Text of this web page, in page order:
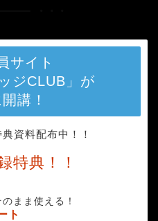
サイト
ジCLUB」が
講！
資料配布中！！
特典！！
まま使える！
ト